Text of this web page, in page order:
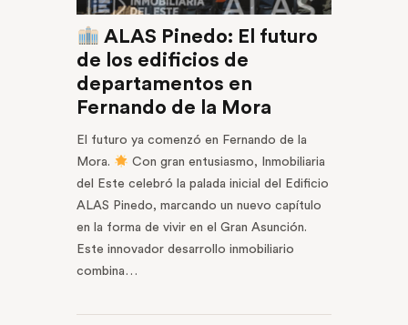
ALAS Pinedo: El futuro
de los edificios de
departamentos en
Fernando de la Mora
El futuro ya comenzó en Fernando de la
Mora.
Con gran entusiasmo, Inmobiliaria
del Este celebró la palada inicial del Edificio
ALAS Pinedo, marcando un nuevo capítulo
en la forma de vivir en el Gran Asunción.
Este innovador desarrollo inmobiliario
combina…